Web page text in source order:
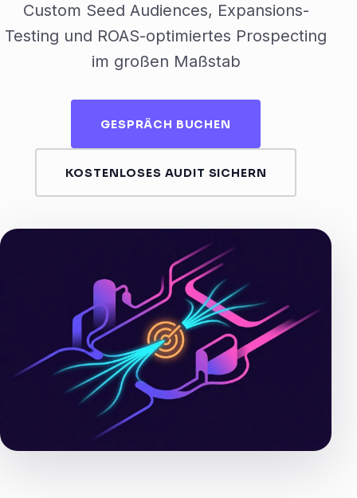
Custom Seed Audiences, Expansions-
Testing und ROAS-optimiertes Prospecting
im großen Maßstab
GESPRÄCH BUCHEN
KOSTENLOSES AUDIT SICHERN